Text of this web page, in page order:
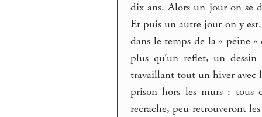
dix ans. Alors un jour on se
Et puis un autre jour on y
dans le temps de la « peine
plus qu’un reflet, un
travaillant tout un hiver avec
prison hors les murs : tous
recrache, peu retrouveront